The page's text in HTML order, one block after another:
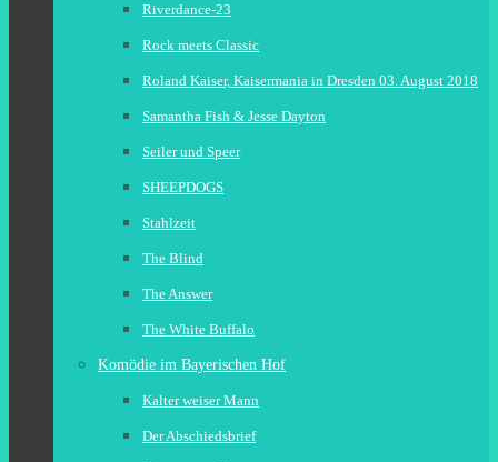
Riverdance-23
Rock meets Classic
Roland Kaiser, Kaisermania in Dresden 03. August 2018
Samantha Fish & Jesse Dayton
Seiler und Speer
SHEEPDOGS
Stahlzeit
The Blind
The Answer
The White Buffalo
Komödie im Bayerischen Hof
Kalter weiser Mann
Der Abschiedsbrief